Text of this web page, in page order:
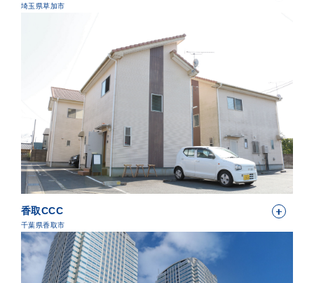
埼玉県草加市
香取CCC
千葉県香取市